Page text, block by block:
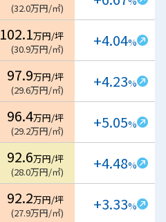
(32.0万円/㎡)
102.1万円/坪
(30.9万円/㎡) +4.04%
97.9万円/坪
(29.6万円/㎡) +4.23%
96.4万円/坪
(29.2万円/㎡) +5.05%
92.6万円/坪
(28.0万円/㎡) +4.48%
92.2万円/坪
(27.9万円/㎡) +3.33%